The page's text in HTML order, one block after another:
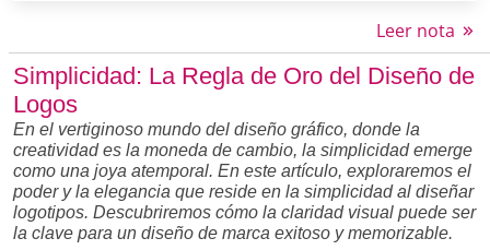
Leer nota
Simplicidad: La Regla de Oro del Diseño de
Logos
En el vertiginoso mundo del diseño gráfico, donde la
creatividad es la moneda de cambio, la simplicidad emerge
como una joya atemporal. En este artículo, exploraremos el
poder y la elegancia que reside en la simplicidad al diseñar
logotipos. Descubriremos cómo la claridad visual puede ser
la clave para un diseño de marca exitoso y memorizable.